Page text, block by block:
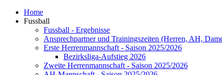
Home
Fussball
Fussball - Ergebnisse
Ansprechpartner und Trainingszeiten (Herren, AH,
Erste Herrenmannschaft - Saison 2025/2026
Bezirksliga-Aufstieg 2026
Zweite Herrenmannschaft - Saison 2025/2026